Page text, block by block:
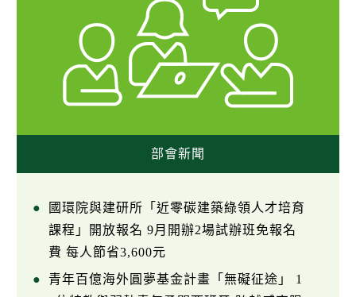
部會新聞
國環院與建研所「近零碳建築綠領人才培育
課程」開放報名 9月開辦2場試辦班免報名
費 每人節省3,600元
青年百億海外圓夢基金計畫「無礙征途」 1